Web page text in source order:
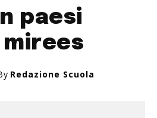
paesi
mirees
Redazione Scuola